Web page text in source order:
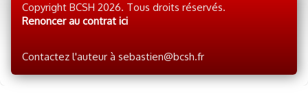
Copyright BCSH 2026. Tous droits réservés.
Renoncer au contrat ici
Contactez l'auteur à sebastien@bcsh.fr